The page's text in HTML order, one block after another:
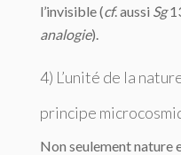
l’invisible (cf. aussi Sg
analogie).
4) L’unité de la
principe
Non seulement nature